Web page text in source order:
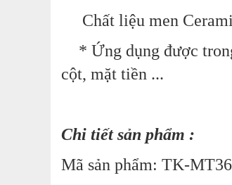
Chất liệu men
* Ứng dụng được
cột, mặt tiền ...
Chi tiết sản phẩm :
Mã sản phẩm: TK-